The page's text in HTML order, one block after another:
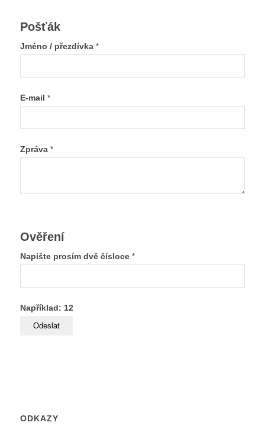
Pošťák
Jméno / přezdívka *
E-mail *
Zpráva *
Ověření
Napište prosím dvě čísloce *
Například: 12
ODKAZY